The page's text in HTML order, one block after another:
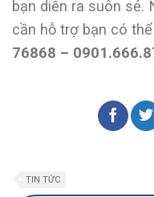
bạn diễn ra suôn sẻ.
cần hỗ trợ bạn có
76868 –
TIN TỨC